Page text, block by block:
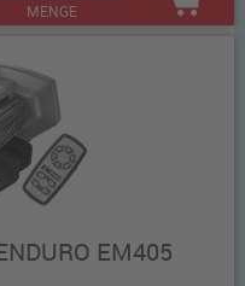
MENGE
EM405